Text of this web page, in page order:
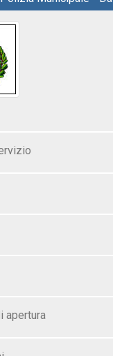
apertura